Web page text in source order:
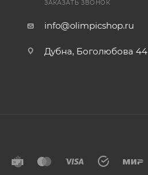
ЗАКАЗАТЬ ЗВОНОК
info@olimpicshop.ru
Дубна, Боголюбова 44